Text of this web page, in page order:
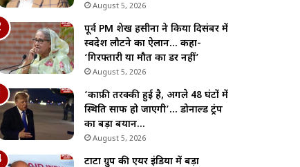
August 5, 2026
पूर्व PM शेख हसीना ने किया दिसंबर में
स्वदेश लौटने का ऐलान… कहा-
‘गिरफ्तारी या मौत का डर नहीं’
August 5, 2026
‘काफ़ी तरक्की हुई है, अगले 48 घंटों में
स्थिति साफ हो जाएगी’… डोनाल्ड ट्रंप
का बड़ा बयान…
August 5, 2026
टाटा ग्रुप की एयर इंडिया में बड़ा